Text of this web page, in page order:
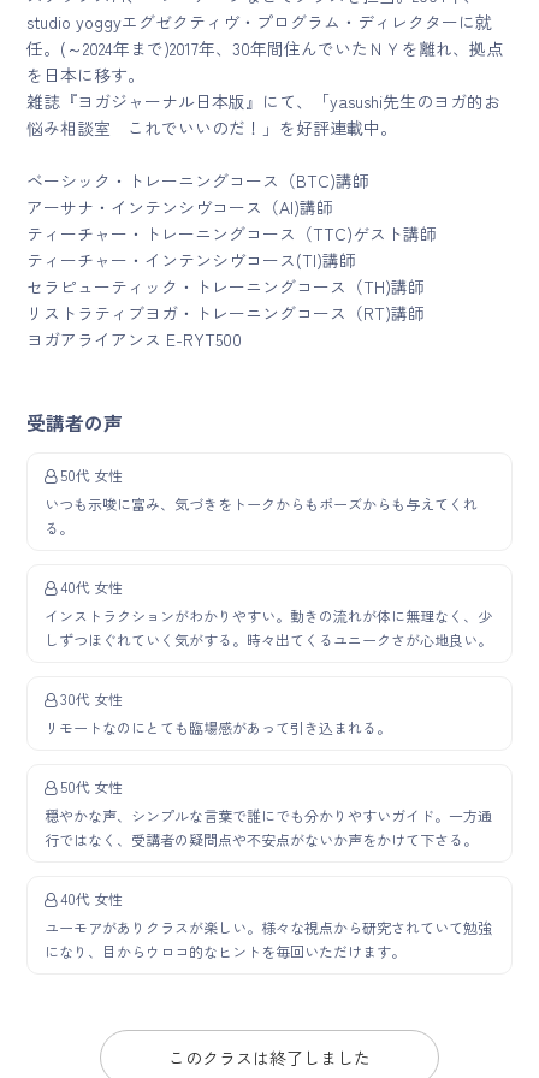
studio yoggyエグゼクティヴ・プログラム・ディレクターに就
任。(～2024年まで)2017年、30年間住んでいたＮＹを離れ、拠点
を日本に移す。
雑誌『ヨガジャーナル日本版』にて、「yasushi先生のヨガ的お
悩み相談室 これでいいのだ！」を好評連載中。
ベーシック・トレーニングコース（BTC)講師
アーサナ・インテンシヴコース（AI)講師
ティーチャー・トレーニングコース（TTC)ゲスト講師
ティーチャー・インテンシヴコース(TI)講師
セラピューティック・トレーニングコース（TH)講師
リストラティブヨガ・トレーニングコース（RT)講師
ヨガアライアンス E-RYT500
受講者の声
50代 女性
いつも示唆に富み、気づきをトークからもポーズからも与えてくれ
る。
40代 女性
インストラクションがわかりやすい。動きの流れが体に無理なく、少
しずつほぐれていく気がする。時々出てくるユニークさが心地良い。
30代 女性
リモートなのにとても臨場感があって引き込まれる。
50代 女性
穏やかな声、シンプルな言葉で誰にでも分かりやすいガイド。一方通
行ではなく、受講者の疑問点や不安点がないか声をかけて下さる。
40代 女性
ユーモアがありクラスが楽しい。様々な視点から研究されていて勉強
になり、目からウロコ的なヒントを毎回いただけます。
このクラスは終了しました